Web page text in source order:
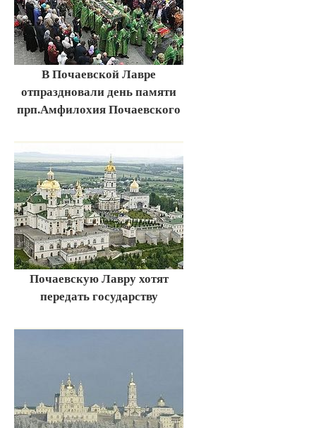
В Почаевской Лавре
отпраздновали день памяти
прп.Амфилохия Почаевского
Почаевскую Лавру хотят
передать государству